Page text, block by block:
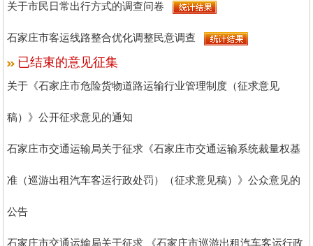
关于市民日常出行方式的调查问卷
石家庄市客运线路整合优化调整民意调查
已结束的意见征集
关于《石家庄市危险货物道路运输行业管理制度（征求意见
稿）》公开征求意见的通知
石家庄市交通运输局关于征求《石家庄市交通运输系统裁量权基
准（巡游出租汽车客运行政处罚）（征求意见稿）》公众意见的
公告
石家庄市交通运输局关于征求 《石家庄市巡游出租汽车客运行政